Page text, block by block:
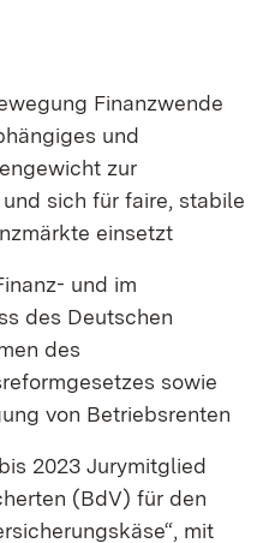
Finanzwende
und
zur
sich für faire, stabile
einsetzt
und im
des Deutschen
des
sowie
von Betriebsrenten
2023 Jurymitglied
(BdV) für den
mit